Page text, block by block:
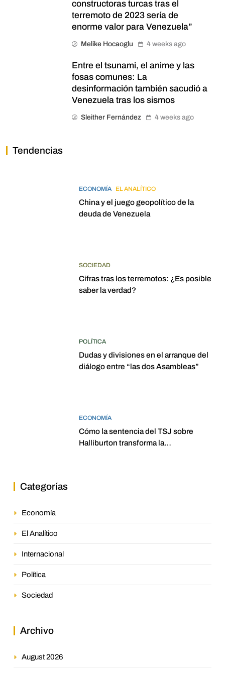
constructoras turcas tras el
terremoto de 2023 sería de
enorme valor para Venezuela”
Melike Hocaoglu 4 weeks ago
Entre el tsunami, el anime y las
fosas comunes: La
desinformación también sacudió a
Venezuela tras los sismos
Sleither Fernández 4 weeks ago
Tendencias
ECONOMÍA EL ANALÍTICO
China y el juego geopolítico de la
deuda de Venezuela
SOCIEDAD
Cifras tras los terremotos: ¿Es posible
saber la verdad?
POLÍTICA
Dudas y divisiones en el arranque del
diálogo entre “las dos Asambleas”
ECONOMÍA
Cómo la sentencia del TSJ sobre
Halliburton transforma la
Categorías
Economía
El Analítico
Internacional
Política
Sociedad
Archivo
August 2026